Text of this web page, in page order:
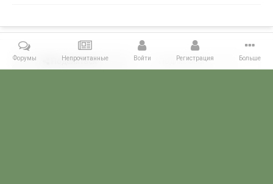
Поделиться Подписчики 0
Форумы Непрочитанные Войти Регистрация Больше